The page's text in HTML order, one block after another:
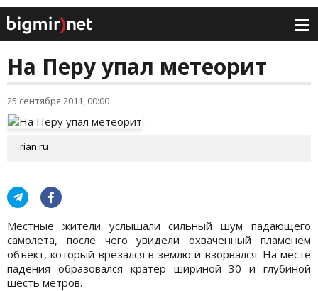
На Перу упал метеорит
25 сентября 2011, 00:00
rian.ru
Местные жители услышали сильный шум падающего
самолета, после чего увидели охваченный пламенем
объект, который врезался в землю и взорвался. На месте
падения образовался кратер шириной 30 и глубиной
шесть метров.